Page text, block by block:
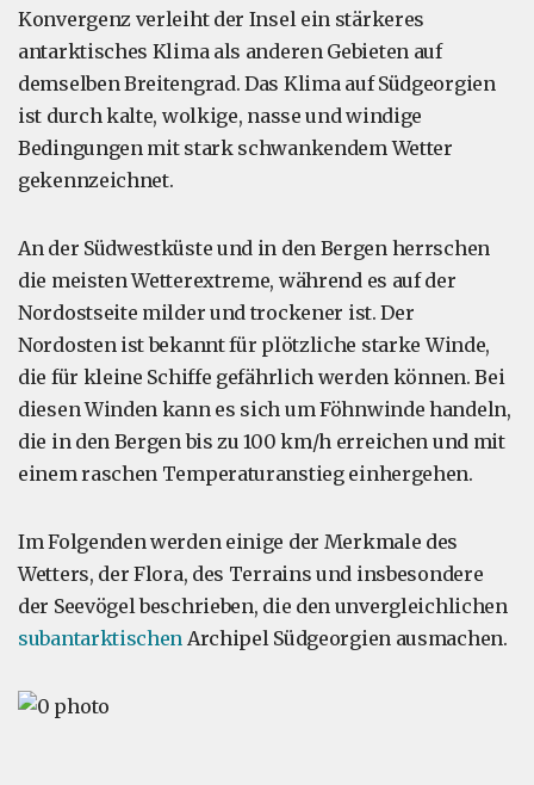
Konvergenz verleiht der Insel ein stärkeres
antarktisches Klima als anderen Gebieten auf
demselben Breitengrad. Das Klima auf Südgeorgien
ist durch kalte, wolkige, nasse und windige
Bedingungen mit stark schwankendem Wetter
gekennzeichnet.
An der Südwestküste und in den Bergen herrschen
die meisten Wetterextreme, während es auf der
Nordostseite milder und trockener ist. Der
Nordosten ist bekannt für plötzliche starke Winde,
die für kleine Schiffe gefährlich werden können. Bei
diesen Winden kann es sich um Föhnwinde handeln,
die in den Bergen bis zu 100 km/h erreichen und mit
einem raschen Temperaturanstieg einhergehen.
Im Folgenden werden einige der Merkmale des
Wetters, der Flora, des Terrains und insbesondere
der Seevögel beschrieben, die den unvergleichlichen
subantarktischen Archipel Südgeorgien ausmachen.